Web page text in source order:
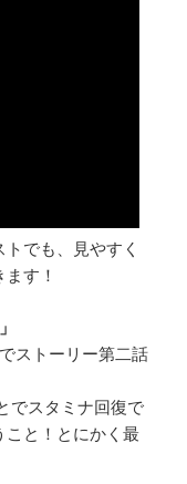
でも、見やすく
す！
ストーリー第二話
でスタミナ回復で
こと！とにかく最